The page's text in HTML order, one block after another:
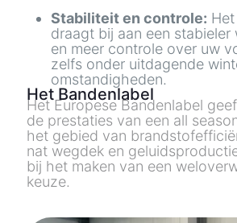
Stabiliteit en controle:
draagt bij aan een stabieler
en meer controle over uw
zelfs onder uitdagende
omstandigheden.
Het Bandenlabel
Het Europese Bandenlabel
de prestaties van een all
het gebied van
nat wegdek en
bij het maken van een
keuze.